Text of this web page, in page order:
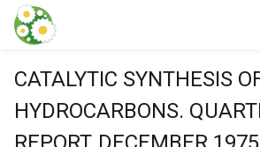
本文に飛ぶ
CATALYTIC SYNTHESIS
HYDROCARBONS.